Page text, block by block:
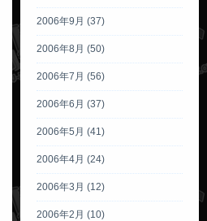
2006年9月 (37)
2006年8月 (50)
2006年7月 (56)
2006年6月 (37)
2006年5月 (41)
2006年4月 (24)
2006年3月 (12)
2006年2月 (10)